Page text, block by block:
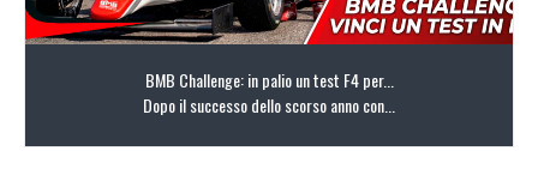
BMB Challenge: in palio un test F4 per...
Dopo il successo dello scorso anno con...